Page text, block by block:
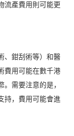
流產費用則可能更
、鉗刮術等）和醫
費用可能在數千港
需要注意的是，
持，費用可能會進